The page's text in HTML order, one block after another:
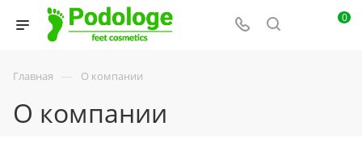
0
Главная — О компании
О компании